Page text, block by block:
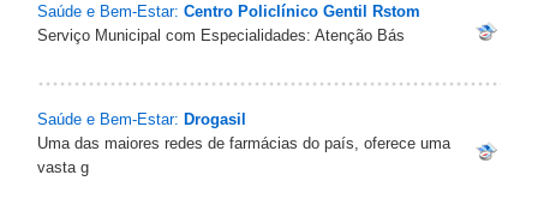
Saúde e Bem-Estar: Centro Policlínico Gentil Rstom
Serviço Municipal com Especialidades: Atenção Bás
Saúde e Bem-Estar: Drogasil
Uma das maiores redes de farmácias do país, oferece uma
vasta g